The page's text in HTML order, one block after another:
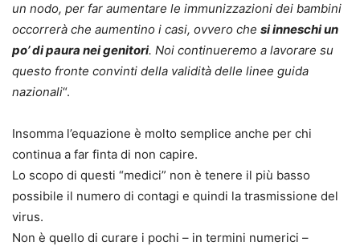
un nodo, per far aumentare le immunizzazioni dei bambini
occorrerà che aumentino i casi, ovvero che si inneschi un
po’ di paura nei genitori. Noi continueremo a lavorare su
questo fronte convinti della validità delle linee guida
nazionali“.
Insomma l’equazione è molto semplice anche per chi
continua a far finta di non capire.
Lo scopo di questi “medici” non è tenere il più basso
possibile il numero di contagi e quindi la trasmissione del
virus.
Non è quello di curare i pochi – in termini numerici –